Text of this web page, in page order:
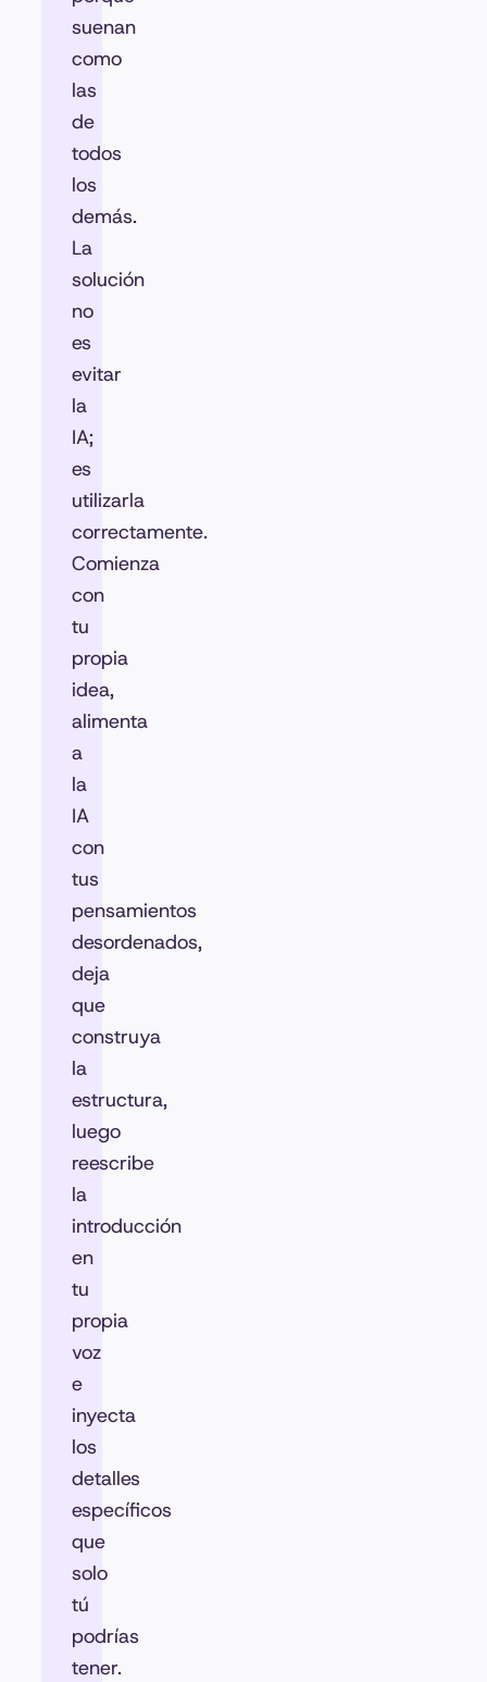
suenan
como
las
de
todos
los
demás.
La
solución
no
es
evitar
la
IA;
es
utilizarla
correctamente.
Comienza
con
tu
propia
idea,
alimenta
a
la
IA
con
tus
pensamientos
desordenados,
deja
que
construya
la
estructura,
luego
reescribe
la
introducción
en
tu
propia
voz
e
inyecta
los
detalles
específicos
que
solo
tú
podrías
tener.